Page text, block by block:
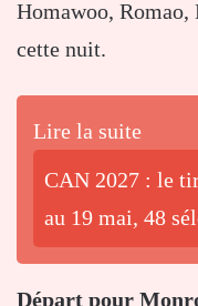
Homawoo, Romao,
cette nuit.
Lire la suite
CAN 2027 : le
au 19 mai, 48
Départ pour